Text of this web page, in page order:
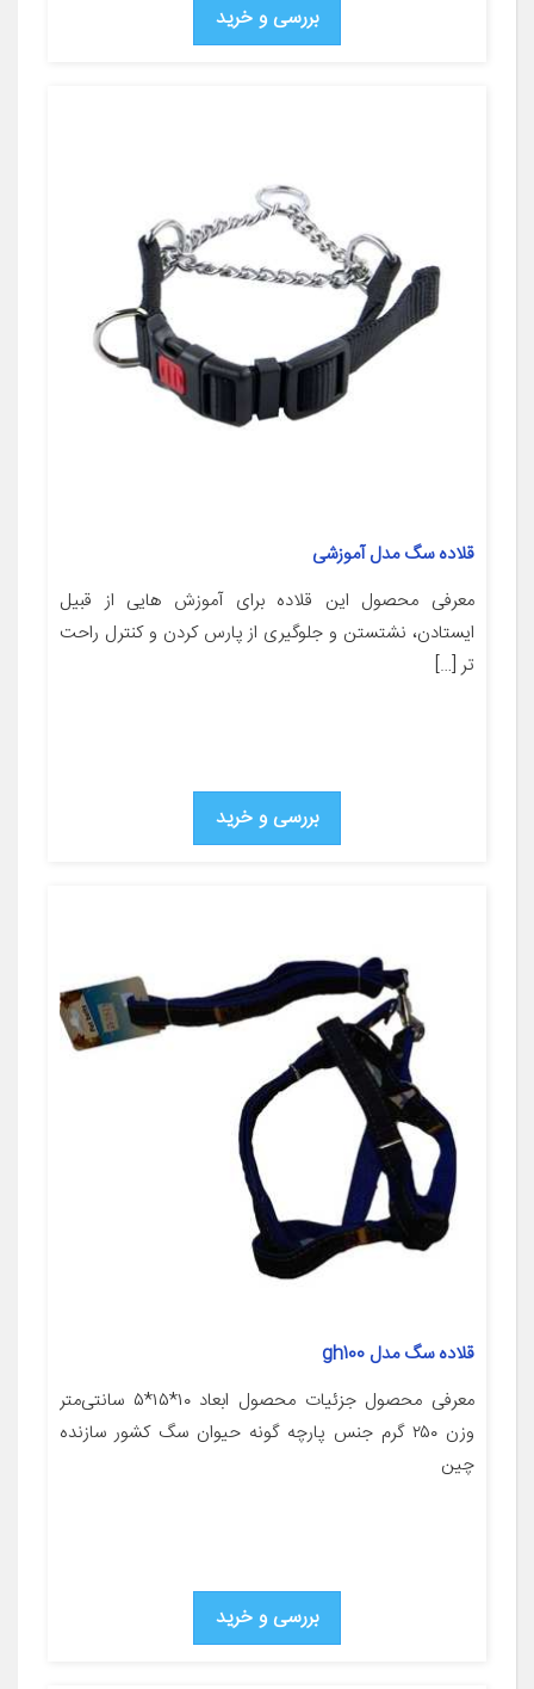
بررسی و خرید
قلاده سگ مدل آموزشی
معرفی محصول این قلاده برای آموزش هایی از قبیل
ایستادن، نشتستن و جلوگیری از پارس کردن و کنترل راحت
تر […]
بررسی و خرید
قلاده سگ مدل gh100
معرفی محصول جزئیات محصول ابعاد ۱۰*۱۵*۵ سانتی‌متر
وزن ۲۵۰ گرم جنس پارچه گونه حیوان سگ کشور سازنده
چین
بررسی و خرید